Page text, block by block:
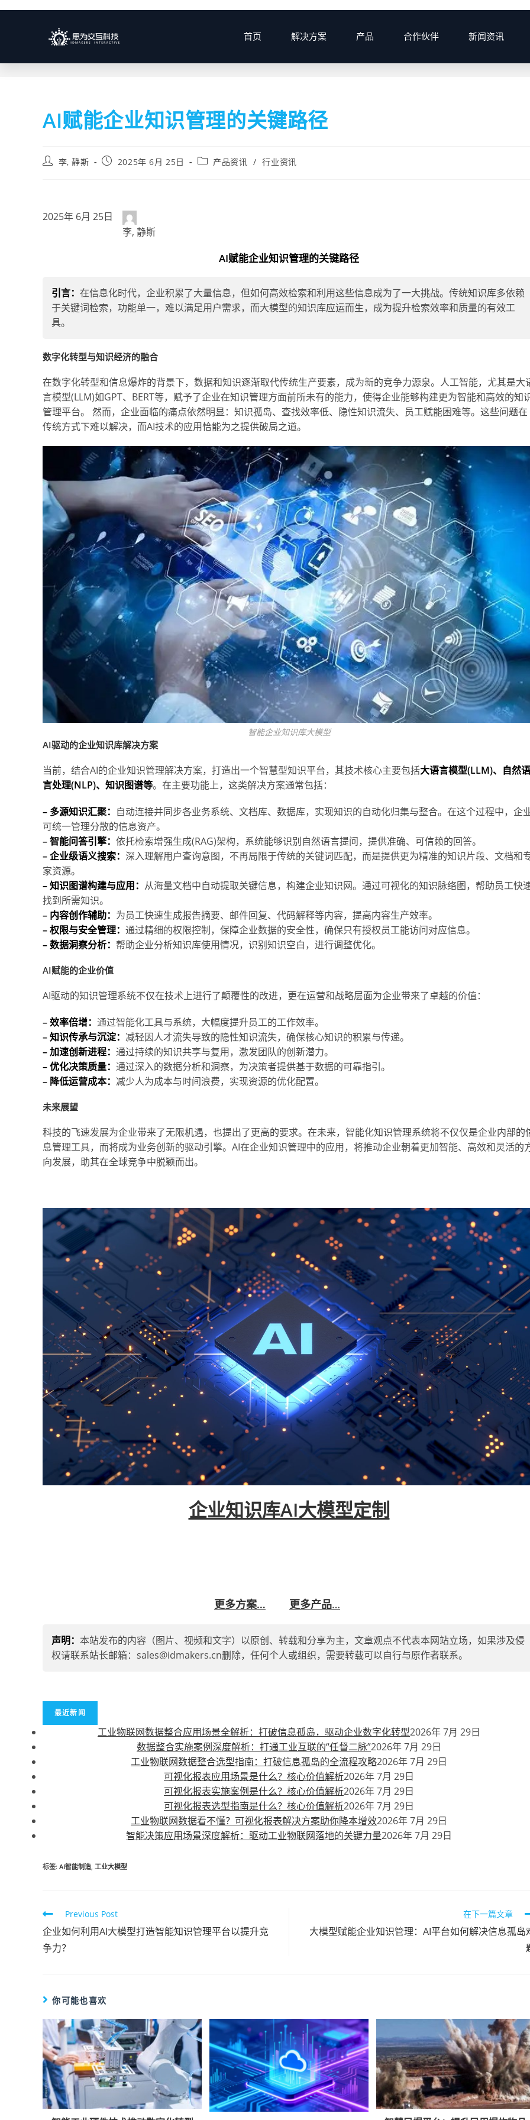
首页 解决方案 产品 合作伙伴 新闻资讯
博客
AI赋能企业知识管理的关键路径
李, 静斯 2025年 6月 25日 产品资讯 / 行业资讯
2025年 6月 25日
李, 静斯
AI赋能企业知识管理的关键路径
引言： 在信息化时代，企业积累了大量信息，但如何高效检索和利用这些信息成为了一大挑战。传统知识库多依赖
于关键词检索，功能单一，难以满足用户需求，而大模型的知识库应运而生，成为提升检索效率和质量的有效工
具。
数字化转型与知识经济的融合
在数字化转型和信息爆炸的背景下，数据和知识逐渐取代传统生产要素，成为新的竞争力源泉。人工智能，尤其是大
言模型(LLM)如GPT、BERT等，赋予了企业在知识管理方面前所未有的能力，使得企业能够构建更为智能和高效的知
管理平台。 然而，企业面临的痛点依然明显：知识孤岛、查找效率低、隐性知识流失、员工赋能困难等。这些问题在
传统方式下难以解决，而AI技术的应用恰能为之提供破局之道。
智能企业知识库大模型
AI驱动的企业知识库解决方案
当前，结合AI的企业知识管理解决方案，打造出一个智慧型知识平台，其技术核心主要包括大语言模型(LLM)、自然语
言处理(NLP)、知识图谱等。在主要功能上，这类解决方案通常包括：
– 多源知识汇聚： 自动连接并同步各业务系统、文档库、数据库，实现知识的自动化归集与整合。在这个过程中，企
可统一管理分散的信息资产。
– 智能问答引擎： 依托检索增强生成(RAG)架构，系统能够识别自然语言提问，提供准确、可信赖的回答。
– 企业级语义搜索： 深入理解用户查询意图，不再局限于传统的关键词匹配，而是提供更为精准的知识片段、文档和
家资源。
– 知识图谱构建与应用： 从海量文档中自动提取关键信息，构建企业知识网。通过可视化的知识脉络图，帮助员工快
找到所需知识。
– 内容创作辅助： 为员工快速生成报告摘要、邮件回复、代码解释等内容，提高内容生产效率。
– 权限与安全管理： 通过精细的权限控制，保障企业数据的安全性，确保只有授权员工能访问对应信息。
– 数据洞察分析： 帮助企业分析知识库使用情况，识别知识空白，进行调整优化。
AI赋能的企业价值
AI驱动的知识管理系统不仅在技术上进行了颠覆性的改进，更在运营和战略层面为企业带来了卓越的价值：
– 效率倍增： 通过智能化工具与系统，大幅度提升员工的工作效率。
– 知识传承与沉淀： 减轻因人才流失导致的隐性知识流失，确保核心知识的积累与传递。
– 加速创新进程： 通过持续的知识共享与复用，激发团队的创新潜力。
– 优化决策质量： 通过深入的数据分析和洞察，为决策者提供基于数据的可靠指引。
– 降低运营成本： 减少人为成本与时间浪费，实现资源的优化配置。
未来展望
科技的飞速发展为企业带来了无限机遇，也提出了更高的要求。在未来，智能化知识管理系统将不仅仅是企业内部的
息管理工具，而将成为业务创新的驱动引擎。AI在企业知识管理中的应用，将推动企业朝着更加智能、高效和灵活的
向发展，助其在全球竞争中脱颖而出。
企业知识库AI大模型定制
更多方案…
更多产品…
声明： 本站发布的内容（图片、视频和文字）以原创、转载和分享为主，文章观点不代表本网站立场，如果涉及侵
权请联系站长邮箱：sales@idmakers.cn删除，任何个人或组织，需要转载可以自行与原作者联系。
最近新闻
工业物联网数据整合应用场景全解析：打破信息孤岛，驱动企业数字化转型2026年 7月 29日
数据整合实施案例深度解析：打通工业互联的“任督二脉”2026年 7月 29日
工业物联网数据整合选型指南：打破信息孤岛的全流程攻略2026年 7月 29日
可视化报表应用场景是什么？核心价值解析2026年 7月 29日
可视化报表实施案例是什么？核心价值解析2026年 7月 29日
可视化报表选型指南是什么？核心价值解析2026年 7月 29日
工业物联网数据看不懂？可视化报表解决方案助你降本增效2026年 7月 29日
智能决策应用场景深度解析：驱动工业物联网落地的关键力量2026年 7月 29日
标签: AI智能制造 工业大模型
Previous Post
企业如何利用AI大模型打造智能知识管理平台以提升竞
争力？
在下一篇文章
大模型赋能企业知识管理：AI平台如何解决信息孤岛
你可能也喜欢